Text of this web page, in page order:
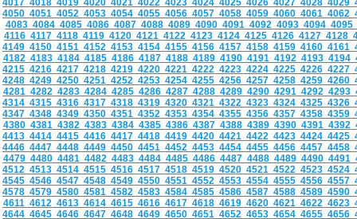
4017 4018 4019 4020 4021 4022 4023 4024 4025 4026 4027 4028 4029
4050 4051 4052 4053 4054 4055 4056 4057 4058 4059 4060 4061 4062
4083 4084 4085 4086 4087 4088 4089 4090 4091 4092 4093 4094 4095
4116 4117 4118 4119 4120 4121 4122 4123 4124 4125 4126 4127 4128
4149 4150 4151 4152 4153 4154 4155 4156 4157 4158 4159 4160 4161
4182 4183 4184 4185 4186 4187 4188 4189 4190 4191 4192 4193 4194
4215 4216 4217 4218 4219 4220 4221 4222 4223 4224 4225 4226 4227
4248 4249 4250 4251 4252 4253 4254 4255 4256 4257 4258 4259 4260
4281 4282 4283 4284 4285 4286 4287 4288 4289 4290 4291 4292 4293
4314 4315 4316 4317 4318 4319 4320 4321 4322 4323 4324 4325 4326
4347 4348 4349 4350 4351 4352 4353 4354 4355 4356 4357 4358 4359
4380 4381 4382 4383 4384 4385 4386 4387 4388 4389 4390 4391 4392
4413 4414 4415 4416 4417 4418 4419 4420 4421 4422 4423 4424 4425
4446 4447 4448 4449 4450 4451 4452 4453 4454 4455 4456 4457 4458
4479 4480 4481 4482 4483 4484 4485 4486 4487 4488 4489 4490 4491
4512 4513 4514 4515 4516 4517 4518 4519 4520 4521 4522 4523 4524
4545 4546 4547 4548 4549 4550 4551 4552 4553 4554 4555 4556 4557
4578 4579 4580 4581 4582 4583 4584 4585 4586 4587 4588 4589 4590
4611 4612 4613 4614 4615 4616 4617 4618 4619 4620 4621 4622 4623
4644 4645 4646 4647 4648 4649 4650 4651 4652 4653 4654 4655 4656